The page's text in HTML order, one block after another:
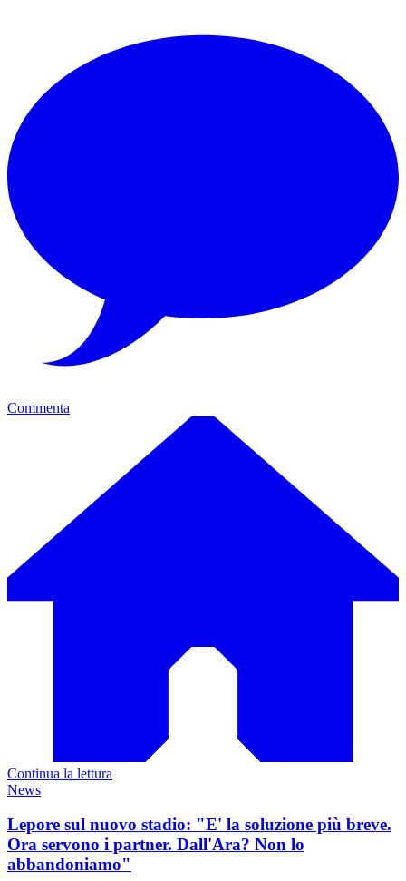
Commenta
Continua la lettura
News
Lepore sul nuovo stadio: "E' la soluzione più breve.
Ora servono i partner. Dall'Ara? Non lo
abbandoniamo"